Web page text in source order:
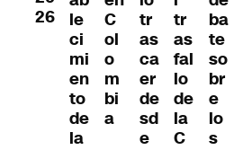
26
le
ci
mi
en
to
de
la
C
ol
o
m
bi
a
tr
as
ca
er
de
sd
e
tr
as
fal
lo
de
la
C
ba
te
so
br
e
lo
s